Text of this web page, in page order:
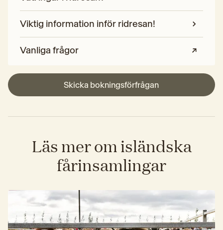
Viktig information inför ridresan!
Vanliga frågor
Skicka bokningsförfrågan
Läs mer om isländska
fårinsamlingar